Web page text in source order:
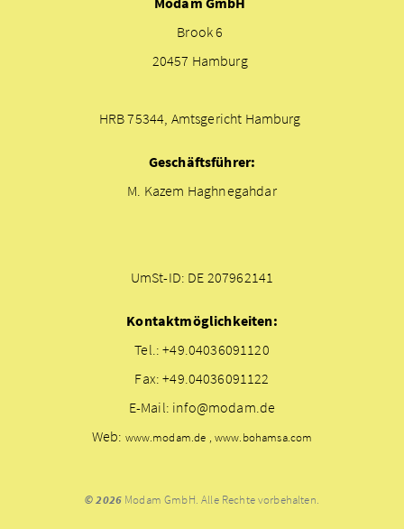
Brook 6
20457 Hamburg
HRB 75344, Amtsgericht Hamburg
Geschäftsführer:
M. Kazem Haghnegahdar
UmSt-ID: DE 207962141
Kontaktmöglichkeiten:
Tel.: +49.04036091120
Fax: +49.04036091122
E-Mail: info@modam.de
Web: www.modam.de , www.bohamsa.com
© 2026 Modam GmbH. Alle Rechte vorbehalten.